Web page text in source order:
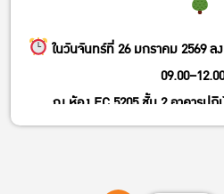
ในวันจันทร์ที่ 26 มกราคม 2569 ล
ณ ห้อง EC 5205 ชั้น 2 อาคารป
มหาวิทยาลัยเกษ